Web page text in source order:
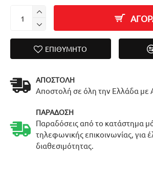
ΕΠΙΘΥΜΗΤΌ
ΑΠΟΣΤΟΛΉ
Αποστολή σε όλη την Ελλάδα με
ΠΑΡΆΔΟΣΗ
Παραδόσεις από το κατάστημα
τηλεφωνικής επικοινωνίας, για
διαθεσιμότητας.